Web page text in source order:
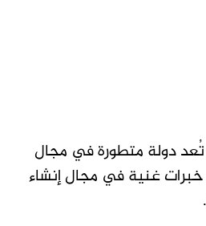
تُعد دولة متطورة في مجال
خبرات غنية في مجال إنشاء